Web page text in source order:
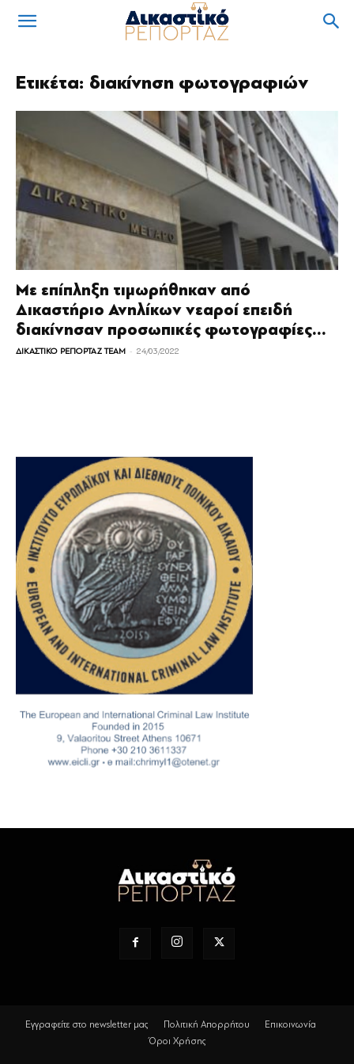
Ετικέτα: διακίνηση φωτογραφιών
Με επίπληξη τιμωρήθηκαν από
Δικαστήριο Ανηλίκων νεαροί επειδή
διακίνησαν προσωπικές φωτογραφίες...
ΔΙΚΑΣΤΙΚΟ ΡΕΠΟΡΤΑΖ TEAM - 24/03/2022
Εγγραφείτε στο newsletter μας Πολιτική Απορρήτου
Επικοινωνία
Όροι Χρήσης